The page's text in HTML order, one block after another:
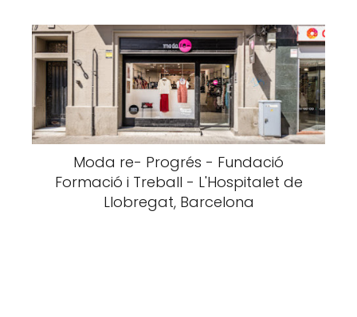
Moda re- Progrés - Fundació
Formació i Treball - L'Hospitalet de
Llobregat, Barcelona